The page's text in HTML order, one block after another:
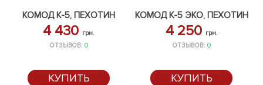
КОМОД К-5, ПЕХОТИН
4 430 грн.
ОТЗЫВОВ: 0
КУПИТЬ
КОМОД К-5 ЭКО, ПЕХОТИН
4 250 грн.
ОТЗЫВОВ: 0
КУПИТЬ